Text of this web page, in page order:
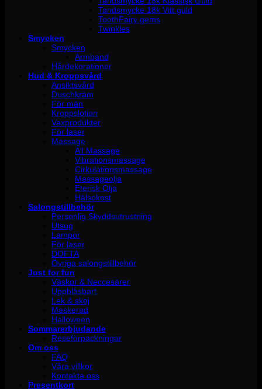
Tandsmycke 18k Vitt guld
ToothFairy gems
Twinkles
Smycken
Smycken
Armband
Hårdekorationer
Hud & Kroppsvård
Ansiktsvård
Duschkräm
För män
Kroppslotion
Vaxprodukter
För laser
Massage
All Massage
Vibrationsmassage
Cirkulationsmassage
Massageolja
Eterisk Olja
Hälsokost
Salongstillbehör
Personlig Skyddsutrustning
Utsug
Lampor
För laser
DOFTA
Övriga salongstillbehör
Just for fun
Väskor & Neccesärer
Uppblåsbart
Lek & skoj
Maskerad
Halloween
Sommarerbjudande
Reseförpackningar
Om oss
FAQ
Våra villkor
Kontakta oss
Presentkort